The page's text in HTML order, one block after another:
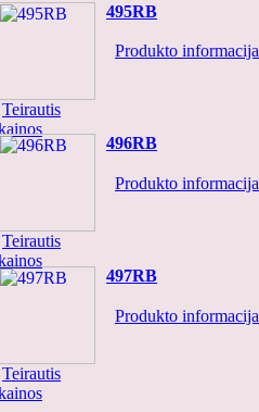
Teirautis
495RB
Produkto
Teirautis
496RB
Produkto
Teirautis
497RB
Produkto